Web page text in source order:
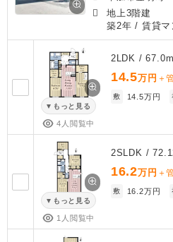
地上3階建
築2年 / 賃貸マ
もっと見る
4人閲覧中
2LDK /
14.5万円 ＋
敷 14.5万円
もっと見る
1人閲覧中
2SLDK /
16.2万円 ＋
敷 16.2万円